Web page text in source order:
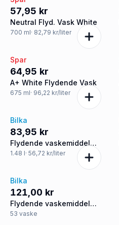
57,95 kr
Neutral Flyd. Vask White
700 ml· 82,79 kr/liter
Spar
64,95 kr
A+ White Flydende Vask
675 ml· 96,22 kr/liter
Bilka
83,95 kr
Flydende vaskemiddel
hvid- og kulørt vask
1.48 l· 56,72 kr/liter
Bilka
121,00 kr
Flydende vaskemiddel
hvid- og kulørt vask
53 vaske